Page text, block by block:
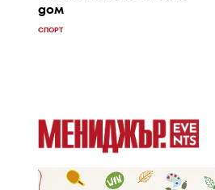
дом
СПОРТ